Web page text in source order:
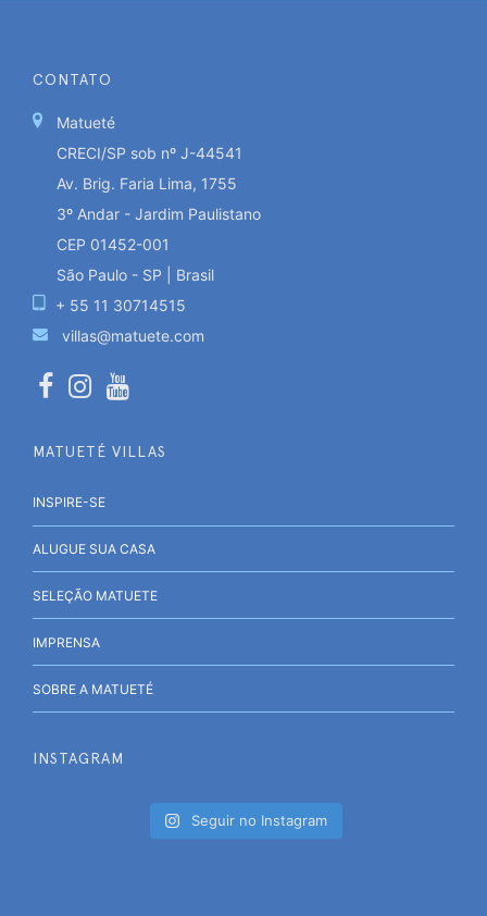
CONTATO
Matueté
CRECI/SP sob nº J-44541
Av. Brig. Faria Lima, 1755
3º Andar - Jardim Paulistano
CEP 01452-001
São Paulo - SP | Brasil
+ 55 11 30714515
villas@matuete.com
MATUETÉ VILLAS
INSPIRE-SE
ALUGUE SUA CASA
SELEÇÃO MATUETE
IMPRENSA
SOBRE A MATUETÉ
INSTAGRAM
Seguir no Instagram